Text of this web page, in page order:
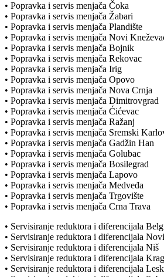
• Popravka i servis menjača Čoka
• Popravka i servis menjača Žabari
• Popravka i servis menjača Plandište
• Popravka i servis menjača Novi
• Popravka i servis menjača Bojnik
• Popravka i servis menjača Rekovac
• Popravka i servis menjača Irig
• Popravka i servis menjača Opovo
• Popravka i servis menjača Nova Crnja
• Popravka i servis menjača Dimitrovgrad
• Popravka i servis menjača Ćićevac
• Popravka i servis menjača Ražanj
• Popravka i servis menjača Sremski
• Popravka i servis menjača Gadžin Han
• Popravka i servis menjača Golubac
• Popravka i servis menjača Bosilegrad
• Popravka i servis menjača Lapovo
• Popravka i servis menjača Medveđa
• Popravka i servis menjača Trgovište
• Popravka i servis menjača Crna Trava
• Servisiranje reduktora i diferencijala
• Servisiranje reduktora i diferencijala
• Servisiranje reduktora i diferencijala Niš
• Servisiranje reduktora i diferencijala
• Servisiranje reduktora i diferencijala